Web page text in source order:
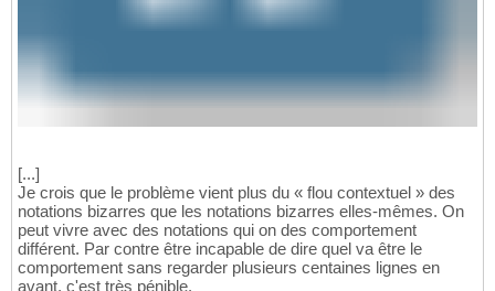
[...]
Je crois que le problème vient plus du « flou contextuel » des
notations bizarres que les notations bizarres elles-mêmes. On
peut vivre avec des notations qui on des comportement
différent. Par contre être incapable de dire quel va être le
comportement sans regarder plusieurs centaines lignes en
avant, c'est très pénible.